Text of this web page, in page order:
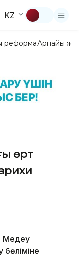
KZ
реформаАрнайы
өрт
Медеу